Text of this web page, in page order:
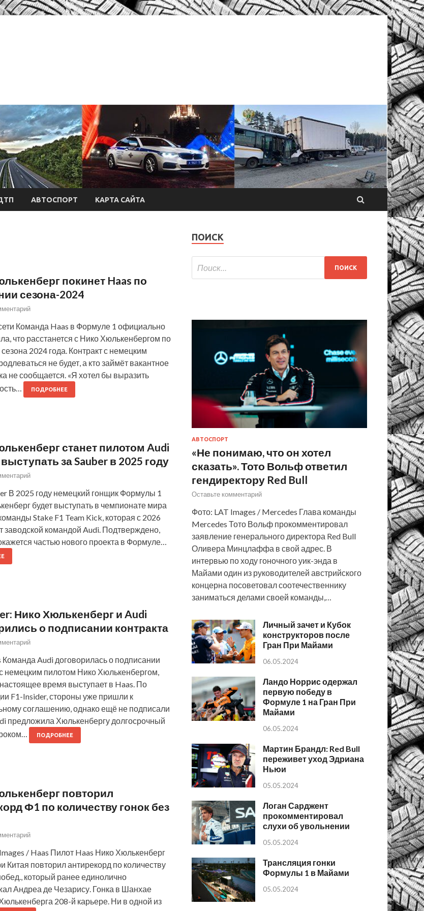
АВТОСПОРТ КАРТА САЙТА
покинет Haas по
сезона-2024
Команда Haas в Формуле 1 официально
что расстанется с Нико Хюлькенбергом по
2024 года. Контракт с немецким
не будет, а кто займёт вакантное
не сообщается. «Я хотел бы выразить
ПОДРОБНЕЕ
станет пилотом Audi
за Sauber в 2025 году
В 2025 году немецкий гонщик Формулы 1
будет выступать в чемпионате мира
Stake F1 Team Kick, которая с 2026
заводской командой Audi. Подтверждено,
частью нового проекта в Формуле…
Нико Хюлькенберг и Audi
о подписании контракта
Команда Audi договорилась о подписании
с немецким пилотом Нико Хюлькенбергом,
время выступает в Haas. По
F1-Insider, стороны уже пришли к
соглашению, однако ещё не подписали
предложила Хюлькенбергу долгосрочный
ПОДРОБНЕЕ
повторил
Ф1 по количеству гонок без
/ Haas Пилот Haas Нико Хюлькенберг
Китая повторил антирекорд по количеству
который ранее единолично
Андреа де Чезарису. Гонка в Шанхае
208-й карьере. Ни в одной из
ПОИСК
АВТОСПОРТ
«Не понимаю, что он хотел
сказать». Тото Вольф ответил
гендиректору Red Bull
Оставьте комментарий
Фото: LAT Images / Mercedes Глава команды
Mercedes Тото Вольф прокомментировал
заявление генерального директора Red Bull
Оливера Минцлаффа в свой адрес. В
интервью по ходу гоночного уик-энда в
Майами один из руководителей австрийского
концерна посоветовал соотечественнику
заниматься делами своей команды,…
Личный зачет и Кубок
конструкторов после
Гран При Майами
06.05.2024
Ландо Норрис одержал
первую победу в
Формуле 1 на Гран При
Майами
06.05.2024
Мартин Брандл: Red Bull
переживет уход Эдриана
Ньюи
05.05.2024
Логан Сарджент
прокомментировал
слухи об увольнении
05.05.2024
Трансляция гонки
Формулы 1 в Майами
05.05.2024